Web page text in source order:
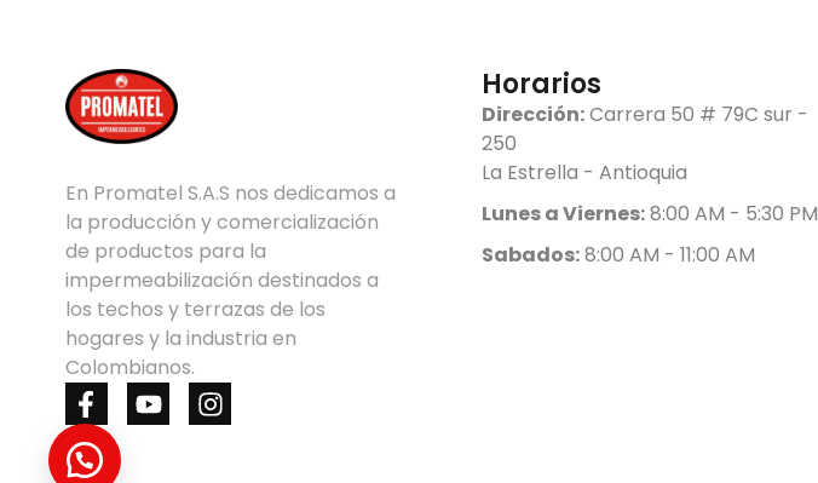
En Promatel S.A.S nos dedicamos a ​
la producción y comercialización
de ​productos para la ​
impermeabilización destinados a ​
los techos y terrazas de los
hogares ​y la industria en
Colombianos.
F
a
c
e
Y
o
I
n
Horarios
Dirección:Carrera 50 # 79C sur -
250
La Estrella - Antioquia
Lunes a Viernes:8:00 AM - 5:30 PM
Sabados:8:00 AM - 11:00 AM